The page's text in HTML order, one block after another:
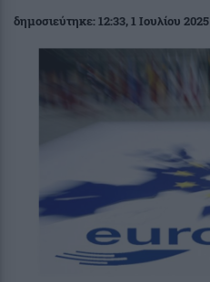
δημοσιεύτηκε:12:33, 1 Ιουλίου 2025